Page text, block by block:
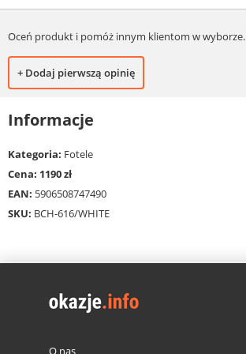
Oceń produkt i pomóż innym klientom w wyborze.
+ Dodaj pierwszą opinię
Informacje
Kategoria: Fotele
Cena: 1190 zł
EAN: 5906508747490
SKU: BCH-616/WHITE
O nas